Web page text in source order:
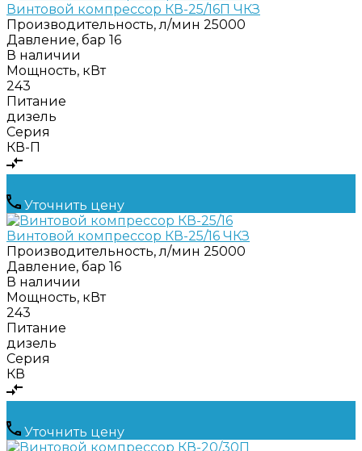
Винтовой компрессор КВ-25/16П ЧКЗ
Производительность, л/мин 25000
Давление, бар 16
В наличии
Мощность, кВт
243
Питание
дизель
Серия
КВ-П
Уточнить цену
Винтовой компрессор КВ-25/16 ЧКЗ
Производительность, л/мин 25000
Давление, бар 16
В наличии
Мощность, кВт
243
Питание
дизель
Серия
КВ
Уточнить цену